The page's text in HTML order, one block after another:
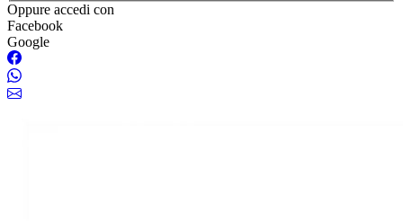
Oppure accedi con
Facebook
Google